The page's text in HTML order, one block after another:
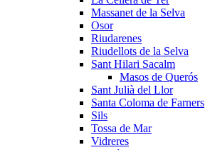
Massanet de la Selva
Osor
Riudarenes
Riudellots de la Selva
Sant Hilari Sacalm
Masos de Querós
Sant Julià del Llor
Santa Coloma de Farners
Sils
Tossa de Mar
Vidreres